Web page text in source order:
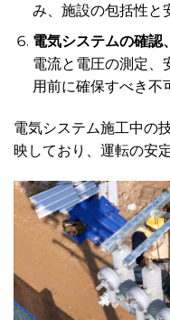
み、施設の包括性と
電気システムの確認
電流と電圧の測定、
用前に確保すべき不
電気システム施工中の
映しており、運転の安